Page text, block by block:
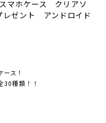
マホケース クリアソ
ゼント アンドロイド
ス！
30種類！！